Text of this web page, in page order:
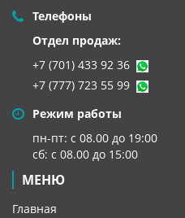
Телефоны
Отдел продаж:
+7 (701) 433 92 36
+7 (777) 723 55 99
Режим работы
пн-пт: с 08.00 до 19:00
сб: с 08.00 до 15:00
МЕНЮ
Главная